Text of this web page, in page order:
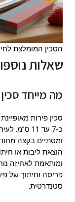
הסכין המומלצת
שאלות
מה מייחד
סכין פירות
כ-7 עד 11
ומסתיים בקצה
הוצאת ליבות או
ומותאמת לאחיזה
פריסה וחיתוך של
סטנדרטית.